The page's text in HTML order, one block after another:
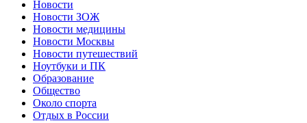
Новости
Новости ЗОЖ
Новости медицины
Новости Москвы
Новости путешествий
Ноутбуки и ПК
Образование
Общество
Около спорта
Отдых в России